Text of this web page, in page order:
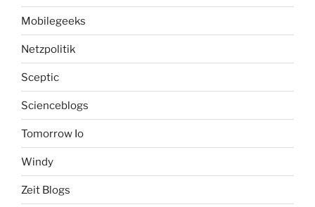
Mobilegeeks
Netzpolitik
Sceptic
Scienceblogs
Tomorrow Io
Windy
Zeit Blogs